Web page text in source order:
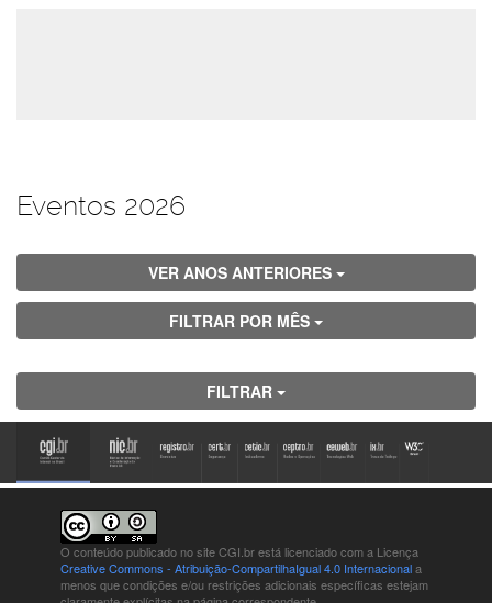
Eventos 2026
VER ANOS ANTERIORES
FILTRAR POR MÊS
FILTRAR
O conteúdo publicado no site CGI.br está licenciado com a Licença
Creative Commons - Atribuição-CompartilhaIgual 4.0 Internacionala
menos que condições e/ou restrições adicionais específicas estejam